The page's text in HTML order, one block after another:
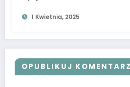
Tapety zmieniające
upływem dnia na telefon
najlepsze aplikacje i opcje